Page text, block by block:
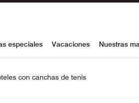
especiales Vacaciones Nuestras
con canchas de tenis